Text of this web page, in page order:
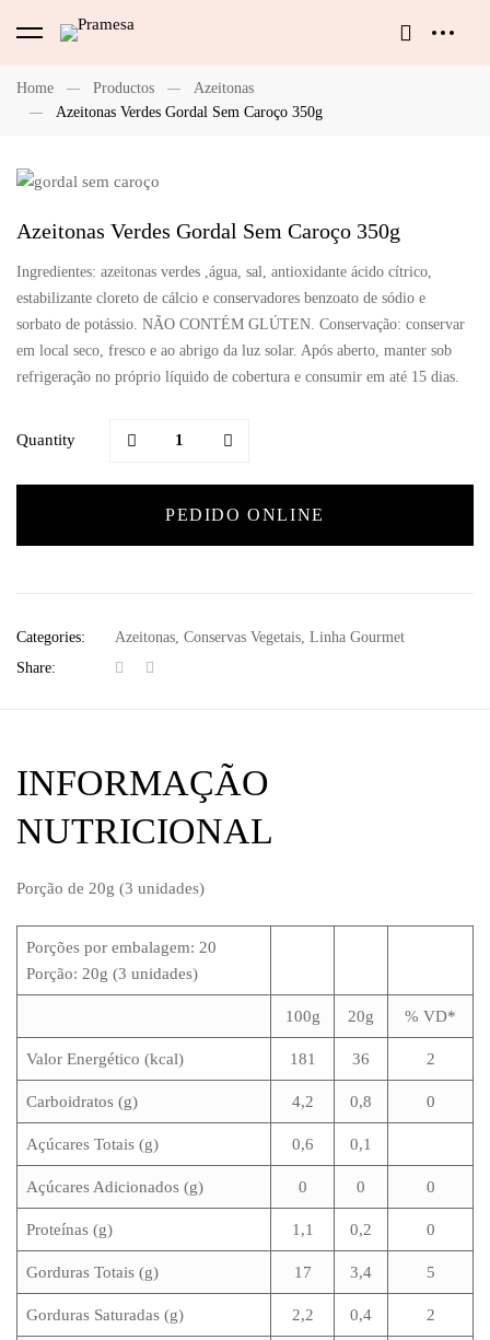
Home Productos
Azeitonas
Azeitonas Verdes Gordal Sem Caroço 350g
Azeitonas Verdes Gordal Sem Caroço 350g
Ingredientes: azeitonas verdes ,água, sal, antioxidante ácido cítrico,
estabilizante cloreto de cálcio e conservadores benzoato de sódio e
sorbato de potássio. NÃO CONTÉM GLÚTEN. Conservação: conservar
em local seco, fresco e ao abrigo da luz solar. Após aberto, manter sob
refrigeração no próprio líquido de cobertura e consumir em até 15 dias.
Quantity
PEDIDO ONLINE
Categories: Azeitonas Conservas Vegetais Linha Gourmet
Share:
INFORMAÇÃO
NUTRICIONAL
Porção de 20g (3 unidades)
Porções por embalagem: 20
Porção: 20g (3 unidades)
100g 20g % VD*
Valor Energético (kcal) 181 36 2
Carboidratos (g) 4,2 0,8 0
Açúcares Totais (g) 0,6 0,1
Açúcares Adicionados (g) 0 0 0
Proteínas (g) 1,1 0,2 0
Gorduras Totais (g) 17 3,4 5
Gorduras Saturadas (g) 2,2 0,4 2